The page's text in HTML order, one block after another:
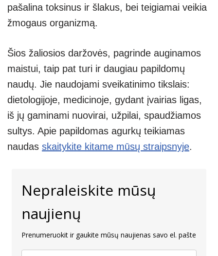
pašalina toksinus ir šlakus, bei teigiamai veikia
žmogaus organizmą.
Šios žaliosios daržovės, pagrinde auginamos
maistui, taip pat turi ir daugiau papildomų
naudų. Jie naudojami sveikatinimo tikslais:
dietologijoje, medicinoje, gydant įvairias ligas,
iš jų gaminami nuovirai, užpilai, spaudžiamos
sultys. Apie papildomas agurkų teikiamas
naudas skaitykite kitame mūsų straipsnyje.
Nepraleiskite mūsų
naujienų
Prenumeruokit ir gaukite mūsų naujienas savo el. pašte